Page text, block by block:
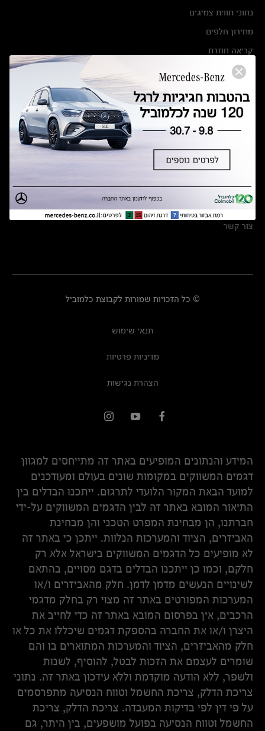
נתוני תווית צמיגים
מחירון חלפים
קריאה חוזרת
הודעה על הטבות לרכבי מרצדס בהסדר פשרה בתצ 56447-02-19
תקנון ימי מכירות 120 לכלמוביל
מצאו אותנו
אולמות תצוגה
מרכזי שירות
צור קשר
© כל הזכויות שמורות לקבוצת כלמוביל
תנאי שימוש
מדיניות פרטיות
הצהרת נגישות
המידע והנתונים המופיעים באתר זה מתייחסים למגוון
דגמים המשווקים במקומות שונים בעולם ומעודכנים
למועד הבאת המקור הלועדי לתרגום. ייתכנו הבדלים בין
התיאור המובא באתר זה לבין הדגמים המשווקים על-ידי
חברתנו, הן מבחינת המפרט הטכני והן מבחינת
האביזרים, הציוד והמערכות הנלוות. ייתכן כי באתר זה
לא מופיעים כל הדגמים המשווקים בישראל אלא רק
חלקם, וכמו כן ייתכנו הבדלים בדגם מסויים, בהתאם
לשינויים הנעשים מדמן לדמן. חלק מהאביזרים ו/או
המערכות המפורטים באתר זה מצוי רק בחלק מדגמי
הרכבים, אין בפרסום המובא באתר זה כדי לחייב את
היצרן ו/או את החברה בהספקת דגמים שיכללו את כל או
חלק מהאביזרים, הציוד והמערכות המתוארים בו והם
שומרים לעצמם את הזכות לבטל, להוסיף, לשנות
ולשפר, ללא הודעה מוקדמת וללא עידכון באתר זה. נתוני
צריכת הדלק, צריכת החשמל וטווח הנסיעה מתפרסמים
על פי דין לפי בדיקות המעבדה. צריכת הדלק, צריכת
החשמל וטווח הנסיעה בפועל מושפעים, בין היתר, גם